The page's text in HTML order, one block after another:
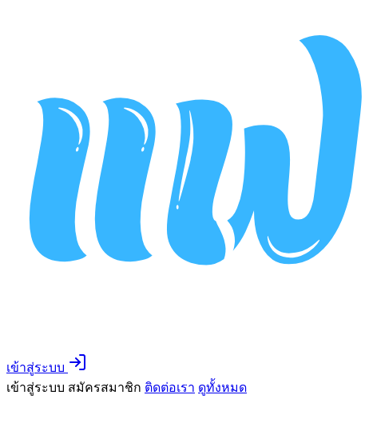
เข้าสู่ระบบ
เข้าสู่ระบบ สมัครสมาชิก ติดต่อเรา ดูทั้งหมด